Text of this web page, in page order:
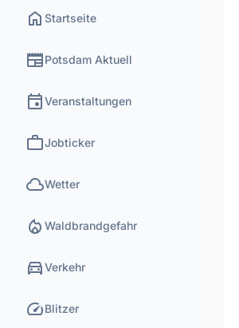
home Startseite
newspaperPotsdam Aktuell
eventVeranstaltungen
workJobticker
cloudWetter
local_fire_department Waldbrandgefahr
directions_carVerkehr
speedBlitzer